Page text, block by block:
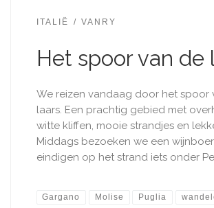
ITALIË VANRY
Het spoor van de
We reizen vandaag door het spoor
laars. Een prachtig gebied met
witte kliffen, mooie strandjes en
Middags bezoeken we een
eindigen op het strand iets onder
Gargano Molise Puglia